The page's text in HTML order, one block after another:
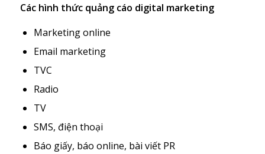
Các hình thức quảng cáo digital marketing
Marketing online
Email marketing
TVC
Radio
TV
SMS, điện thoại
Báo giấy, báo online, bài viết PR